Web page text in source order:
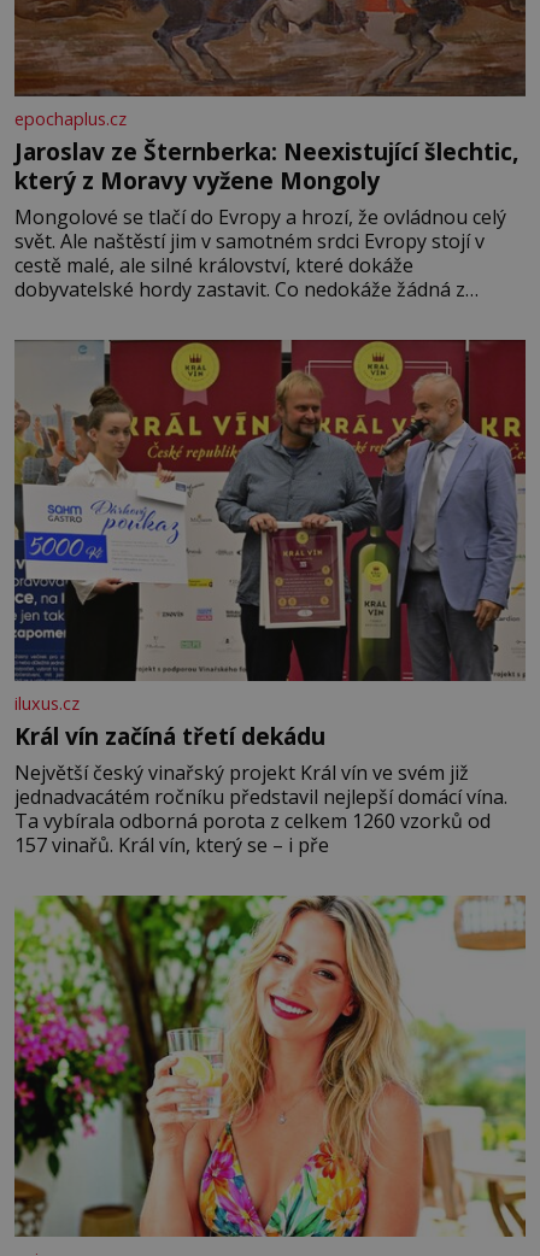
epochaplus.cz
Jaroslav ze Šternberka: Neexistující šlechtic,
který z Moravy vyžene Mongoly
Mongolové se tlačí do Evropy a hrozí, že ovládnou celý
svět. Ale naštěstí jim v samotném srdci Evropy stojí v
cestě malé, ale silné království, které dokáže
dobyvatelské hordy zastavit. Co nedokáže žádná z
král. Nebo že by ne? Mongolové od roku 1223 postupují
podél Kaspického a Azovského moře,
iluxus.cz
Král vín začíná třetí dekádu
Největší český vinařský projekt Král vín ve svém již
jednadvacátém ročníku představil nejlepší domácí vína.
Ta vybírala odborná porota z celkem 1260 vzorků od
157 vinařů. Král vín, který se – i pře